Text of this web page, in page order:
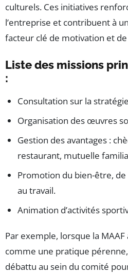
culturels. Ces initiatives
l’entreprise et contribuent à
facteur clé de motivation et
Liste des missions
:
Consultation sur la
Organisation des œuvres
Gestion des avantages :
restaurant, mutuelle
Promotion du bien-être,
au travail.
Animation d’activités
Par exemple, lorsque la
comme une pratique
débattu au sein du comité